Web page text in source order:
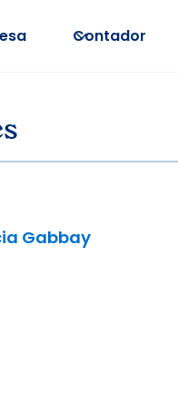
Contador
Gabbay